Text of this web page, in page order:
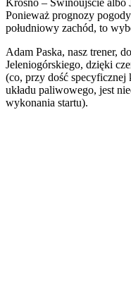
Krosno – Świnoujście albo
Ponieważ prognozy
południowy zachód, to
Adam Paska, nasz trener,
Jeleniogórskiego, dzięki
(co, przy dość
układu paliwowego, jest
wykonania startu).